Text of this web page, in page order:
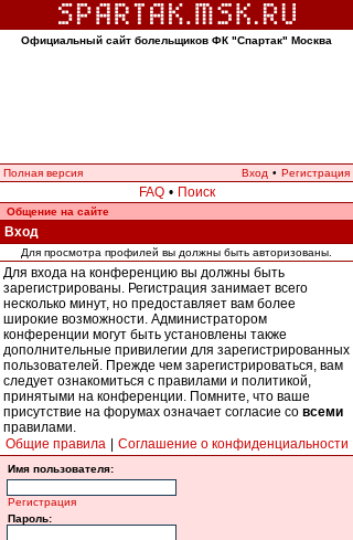
Официальный сайт болельщиков ФК "Спартак" Москва
Полная версия Вход • Регистрация
FAQ • Поиск
Общение на сайте
Вход
Для просмотра профилей вы должны быть авторизованы.
Для входа на конференцию вы должны быть
зарегистрированы. Регистрация занимает всего
несколько минут, но предоставляет вам более
широкие возможности. Администратором
конференции могут быть установлены также
дополнительные привилегии для зарегистрированных
пользователей. Прежде чем зарегистрироваться, вам
следует ознакомиться с правилами и политикой,
принятыми на конференции. Помните, что ваше
присутствие на форумах означает согласие со всеми
правилами.
Общие правила
Соглашение о конфиденциальности
Имя пользователя:
Регистрация
Пароль: